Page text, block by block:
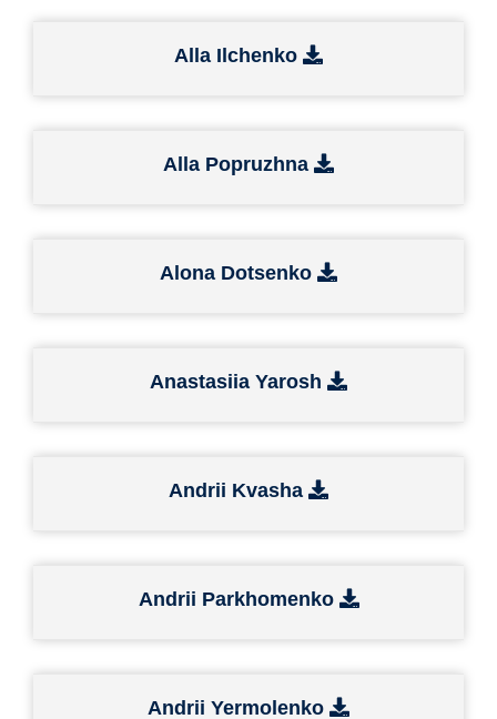
Alla Ilchenko
Alla Popruzhna
Alona Dotsenko
Anastasiia Yarosh
Andrii Kvasha
Andrii Parkhomenko
Andrii Yermolenko